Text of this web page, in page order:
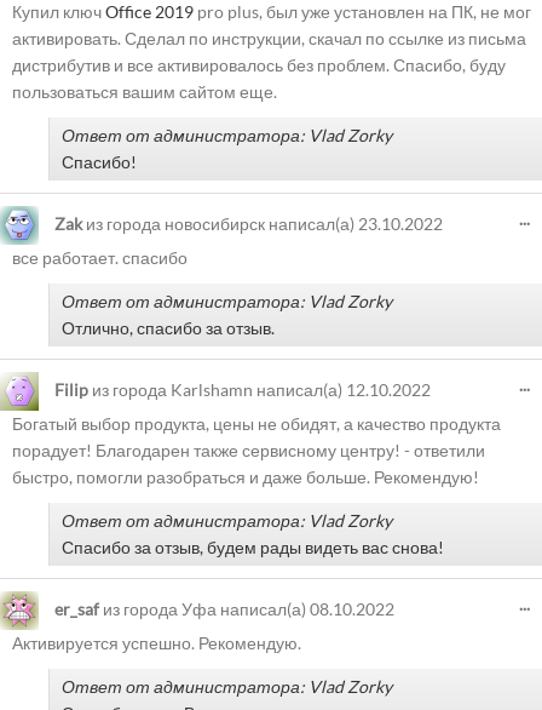
Купил ключOffice 2019 pro plus, был уже установлен на ПК, не мог
активировать. Сделал по инструкции, скачал по ссылке из письма
дистрибутив и все активировалось без проблем. Спасибо, буду
пользоваться вашим сайтом еще.
Ответ от администратора: Vlad Zorky
Спасибо!
Zakиз города новосибирск написал(а) 23.10.2022
все работает. спасибо
Ответ от администратора: Vlad Zorky
Отлично, спасибо за отзыв.
...
Filip из города Karlshamn написал(а) 12.10.2022
Богатый выбор продукта, цены не обидят, а качество продукта
порадует! Благодарен также сервисному центру! - ответили
быстро, помогли разобраться и даже больше. Рекомендую!
Ответ от администратора: Vlad Zorky
Спасибо за отзыв, будем рады видеть вас снова!
...
er_saf из города Уфа написал(а) 08.10.2022
Активируется успешно. Рекомендую.
Ответ от администратора: Vlad Zorky
...